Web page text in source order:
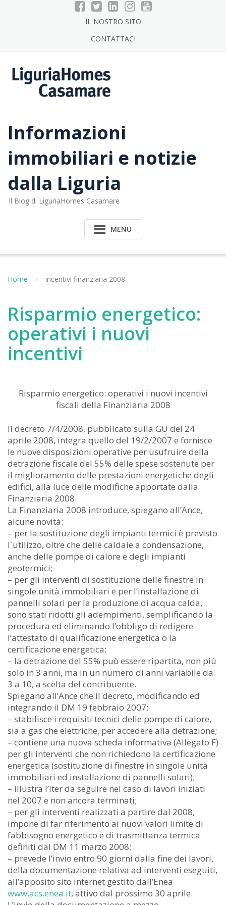
IL NOSTRO SITO
CONTATTACI
Informazioni
immobiliari e notizie
dalla Liguria
Il Blog di LiguriaHomes Casamare
MENU
Home incentivi finanziaria 2008
Risparmio energetico:
operativi i nuovi
incentivi
Risparmio energetico: operativi i nuovi incentivi
fiscali della Finanziaria 2008
Il decreto 7/4/2008, pubblicato sulla GU del 24
aprile 2008, integra quello del 19/2/2007 e fornisce
le nuove disposizioni operative per usufruire della
detrazione fiscale del 55% delle spese sostenute per
il miglioramento delle prestazioni energetiche degli
edifici, alla luce delle modifiche apportate dalla
Finanziaria 2008.
La Finanziaria 2008 introduce, spiegano all’Ance,
alcune novità:
– per la sostituzione degli impianti termici è previsto
l`utilizzo, oltre che delle caldaie a condensazione,
anche delle pompe di calore e degli impianti
geotermici;
– per gli interventi di sostituzione delle finestre in
singole unità immobiliari e per l’installazione di
pannelli solari per la produzione di acqua calda,
sono stati ridotti gli adempimenti, semplificando la
procedura ed eliminando l’obbligo di redigere
l’attestato di qualificazione energetica o la
certificazione energetica;
– la detrazione del 55% può essere ripartita, non più
solo in 3 anni, ma in un numero di anni variabile da
3 a 10, a scelta del contribuente.
Spiegano all’Ance che il decreto, modificando ed
integrando il DM 19 febbraio 2007:
– stabilisce i requisiti tecnici delle pompe di calore,
sia a gas che elettriche, per accedere alla detrazione;
– contiene una nuova scheda informativa (Allegato F)
per gli interventi che non richiedono la certificazione
energetica (sostituzione di finestre in singole unità
immobiliari ed installazione di pannelli solari);
– illustra l’iter da seguire nel caso di lavori iniziati
nel 2007 e non ancora terminati;
– per gli interventi realizzati a partire dal 2008,
impone di far riferimento ai nuovi valori limite di
fabbisogno energetico e di trasmittanza termica
definiti dal DM 11 marzo 2008;
– prevede l’invio entro 90 giorni dalla fine dei lavori,
della documentazione relativa ad interventi eseguiti,
all’apposito sito internet gestito dall’Enea
www.acs.enea.it, attivo dal prossimo 30 aprile.